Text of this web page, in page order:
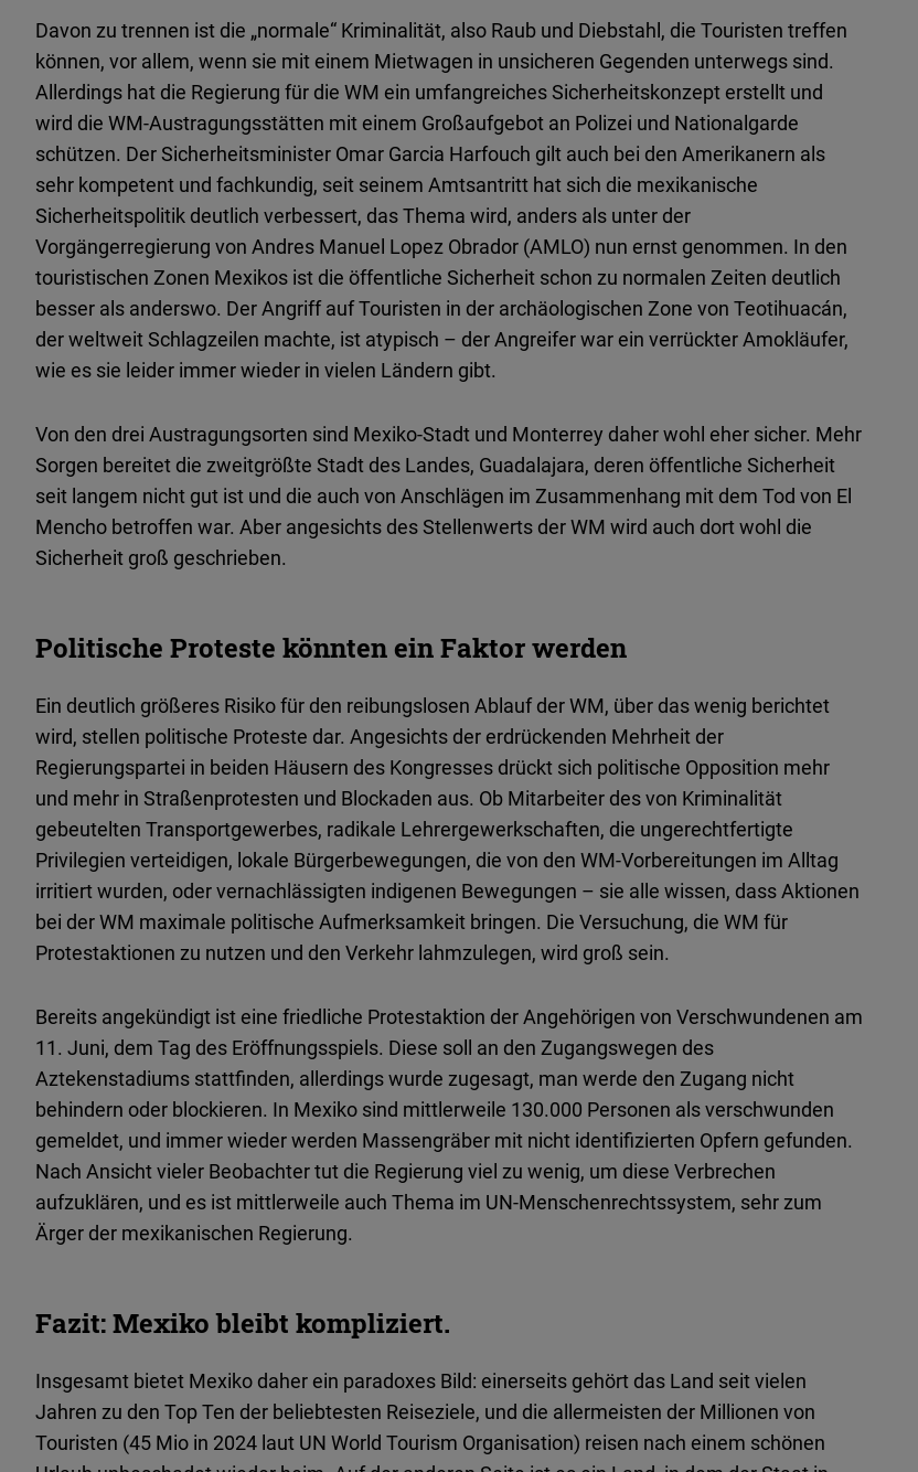
Davon zu trennen ist die „normale“ Kriminalität, also Raub und Diebstahl, die Touristen treffen
können, vor allem, wenn sie mit einem Mietwagen in unsicheren Gegenden unterwegs sind.
Allerdings hat die Regierung für die WM ein umfangreiches Sicherheitskonzept erstellt und
wird die WM-Austragungsstätten mit einem Großaufgebot an Polizei und Nationalgarde
schützen. Der Sicherheitsminister Omar Garcia Harfouch gilt auch bei den Amerikanern als
sehr kompetent und fachkundig, seit seinem Amtsantritt hat sich die mexikanische
Sicherheitspolitik deutlich verbessert, das Thema wird, anders als unter der
Vorgängerregierung von Andres Manuel Lopez Obrador (AMLO) nun ernst genommen. In den
touristischen Zonen Mexikos ist die öffentliche Sicherheit schon zu normalen Zeiten deutlich
besser als anderswo. Der Angriff auf Touristen in der archäologischen Zone von Teotihuacán,
der weltweit Schlagzeilen machte, ist atypisch – der Angreifer war ein verrückter Amokläufer,
wie es sie leider immer wieder in vielen Ländern gibt.
Von den drei Austragungsorten sind Mexiko-Stadt und Monterrey daher wohl eher sicher. Mehr
Sorgen bereitet die zweitgrößte Stadt des Landes, Guadalajara, deren öffentliche Sicherheit
seit langem nicht gut ist und die auch von Anschlägen im Zusammenhang mit dem Tod von El
Mencho betroffen war. Aber angesichts des Stellenwerts der WM wird auch dort wohl die
Sicherheit groß geschrieben.
Politische Proteste könnten ein Faktor werden
Ein deutlich größeres Risiko für den reibungslosen Ablauf der WM, über das wenig berichtet
wird, stellen politische Proteste dar. Angesichts der erdrückenden Mehrheit der
Regierungspartei in beiden Häusern des Kongresses drückt sich politische Opposition mehr
und mehr in Straßenprotesten und Blockaden aus. Ob Mitarbeiter des von Kriminalität
gebeutelten Transportgewerbes, radikale Lehrergewerkschaften, die ungerechtfertigte
Privilegien verteidigen, lokale Bürgerbewegungen, die von den WM-Vorbereitungen im Alltag
irritiert wurden, oder vernachlässigten indigenen Bewegungen – sie alle wissen, dass Aktionen
bei der WM maximale politische Aufmerksamkeit bringen. Die Versuchung, die WM für
Protestaktionen zu nutzen und den Verkehr lahmzulegen, wird groß sein.
Bereits angekündigt ist eine friedliche Protestaktion der Angehörigen von Verschwundenen am
11. Juni, dem Tag des Eröffnungsspiels. Diese soll an den Zugangswegen des
Aztekenstadiums stattfinden, allerdings wurde zugesagt, man werde den Zugang nicht
behindern oder blockieren. In Mexiko sind mittlerweile 130.000 Personen als verschwunden
gemeldet, und immer wieder werden Massengräber mit nicht identifizierten Opfern gefunden.
Nach Ansicht vieler Beobachter tut die Regierung viel zu wenig, um diese Verbrechen
aufzuklären, und es ist mittlerweile auch Thema im UN-Menschenrechtssystem, sehr zum
Ärger der mexikanischen Regierung.
Fazit: Mexiko bleibt kompliziert.
Insgesamt bietet Mexiko daher ein paradoxes Bild: einerseits gehört das Land seit vielen
Jahren zu den Top Ten der beliebtesten Reiseziele, und die allermeisten der Millionen von
Touristen (45 Mio in 2024 laut UN World Tourism Organisation) reisen nach einem schönen